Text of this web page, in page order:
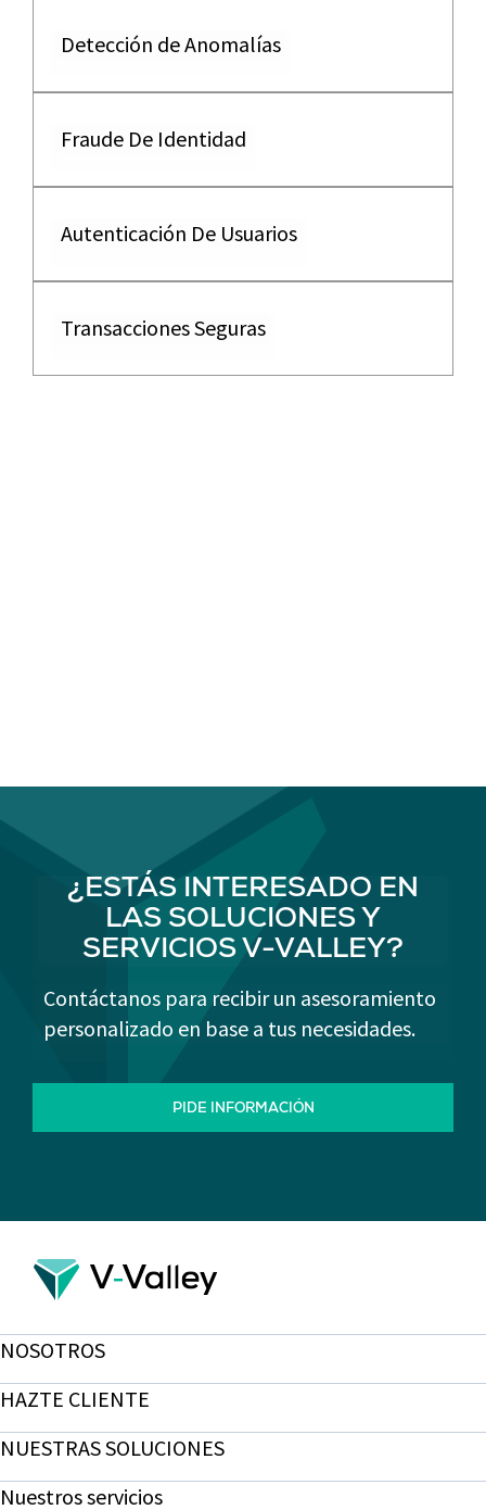
Detección de Anomalías
Fraude De Identidad
Autenticación De Usuarios
Transacciones Seguras
¿ESTÁS INTERESADO EN
LAS SOLUCIONES Y
SERVICIOS V-VALLEY?
Contáctanos para recibir un asesoramiento
personalizado en base a tus necesidades.
PIDE INFORMACIÓN
NOSOTROS
HAZTE CLIENTE
NUESTRAS SOLUCIONES
Nuestros servicios